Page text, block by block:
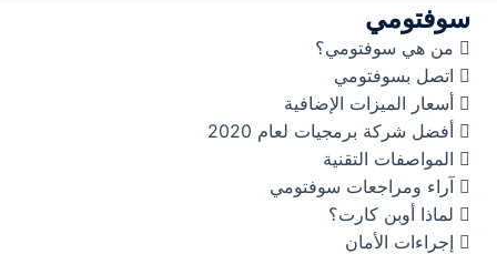
سوفتومي
من هي سوفتومي؟
اتصل بسوفتومي
أسعار الميزات الإضافية
أفضل شركة برمجيات لعام 2020
المواصفات التقنية
آراء ومراجعات سوفتومي
لماذا أوبن كارت؟
إجراءات الأمان